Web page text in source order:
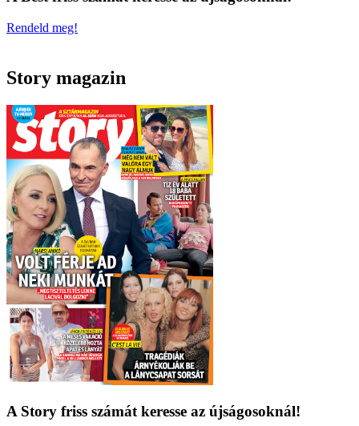
Rendeld meg!
Story magazin
A Story friss számát keresse az újságosoknál!